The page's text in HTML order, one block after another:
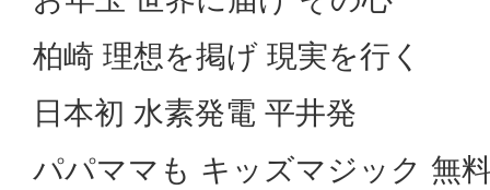
柏崎 理想を掲げ 現実を行く
日本初 水素発電 平井発
パパママも キッズマジック 無